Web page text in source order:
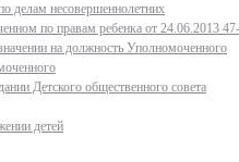
делам несовершеннолетних
по правам ребенка от 24.06.2013
на должность Уполномоченного
Детского общественного совета
детей